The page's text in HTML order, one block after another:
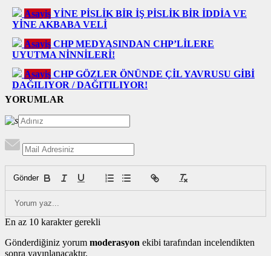
Asayiş YİNE PİSLİK BİR İŞ PİSLİK BİR İDDİA VE
YİNE AKBABA VELİ
Asayiş CHP MEDYASINDAN CHP’LİLERE
UYUTMA NİNNİLERİ!
Asayiş CHP GÖZLER ÖNÜNDE ÇİL YAVRUSU GİBİ
DAĞILIYOR / DAĞITILIYOR!
YORUMLAR
Gönder
En az 10 karakter gerekli
Gönderdiğiniz yorum moderasyon ekibi tarafından incelendikten
sonra yayınlanacaktır.